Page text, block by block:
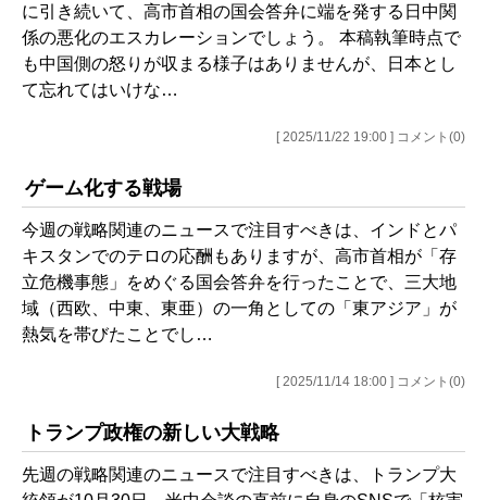
に引き続いて、高市首相の国会答弁に端を発する日中関
係の悪化のエスカレーションでしょう。 本稿執筆時点で
も中国側の怒りが収まる様子はありませんが、日本とし
て忘れてはいけな…
[ 2025/11/22 19:00 ] コメント(0)
ゲーム化する戦場
今週の戦略関連のニュースで注目すべきは、インドとパ
キスタンでのテロの応酬もありますが、高市首相が「存
立危機事態」をめぐる国会答弁を行ったことで、三大地
域（西欧、中東、東亜）の一角としての「東アジア」が
熱気を帯びたことでし…
[ 2025/11/14 18:00 ] コメント(0)
トランプ政権の新しい大戦略
先週の戦略関連のニュースで注目すべきは、トランプ大